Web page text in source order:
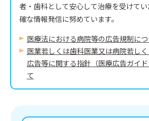
者・歯科として安心して治療を受けて
確な情報発信に努めています。
医療法における病院等の広告規制に
医業若しくは⻭科医業⼜は病院若し
広告等に関する指針（医療広告ガイ
て